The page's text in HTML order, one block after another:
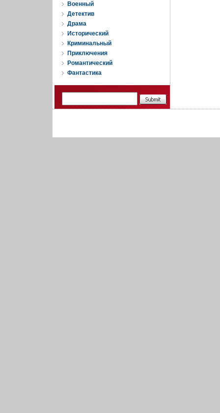
Военный
Детектив
Драма
Исторический
Криминальный
Приключения
Романтический
Фантастика